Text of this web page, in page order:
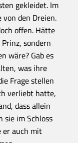
gekleidet. Im
den Dreien.
offen. Hätte
sondern
wäre? Gab es
was ihre
Frage stellen
verliebt hatte,
dass allein
sie im Schloss
er auch mit